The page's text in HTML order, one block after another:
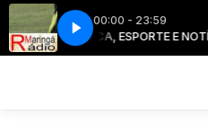
00:00 - 23:59
MÚSICA, ESPORTE E